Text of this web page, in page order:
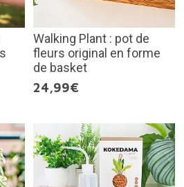
Walking Plant : pot de
fleurs original en forme
de basket
24,99€